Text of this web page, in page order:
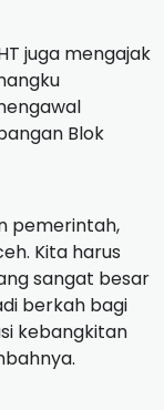
juga mengajak
Blok
pemerintah,
Kita harus
sangat besar
berkah bagi
kebangkitan